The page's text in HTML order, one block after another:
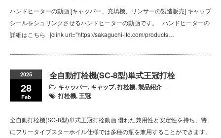
ハンドヒーターの動画 [キャッパー、充填機、リンサーの製造販売] キャップ
シールをシュリンクさせるハンドヒーターの動画です。 ハンドヒーターの
詳細はこちら [clink url="https://sakaguchi-ltd.com/products…
2025
28
Feb
全自動打栓機(SC-8型)単式王冠打栓
キャッパー, キャップ,打栓機,製品紹介
打栓機,王冠
全自動打栓機(SC-8型)単式王冠打栓動画 優れた兼用性と安定性を持ち、特
にフリータイプスターホイル仕様では多種の瓶を兼用することができます。